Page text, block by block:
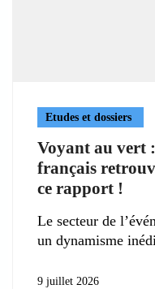
Etudes et dossiers
Voyant au vert
français
ce rapport !
Le secteur de
un dynamisme
9 juillet 2026